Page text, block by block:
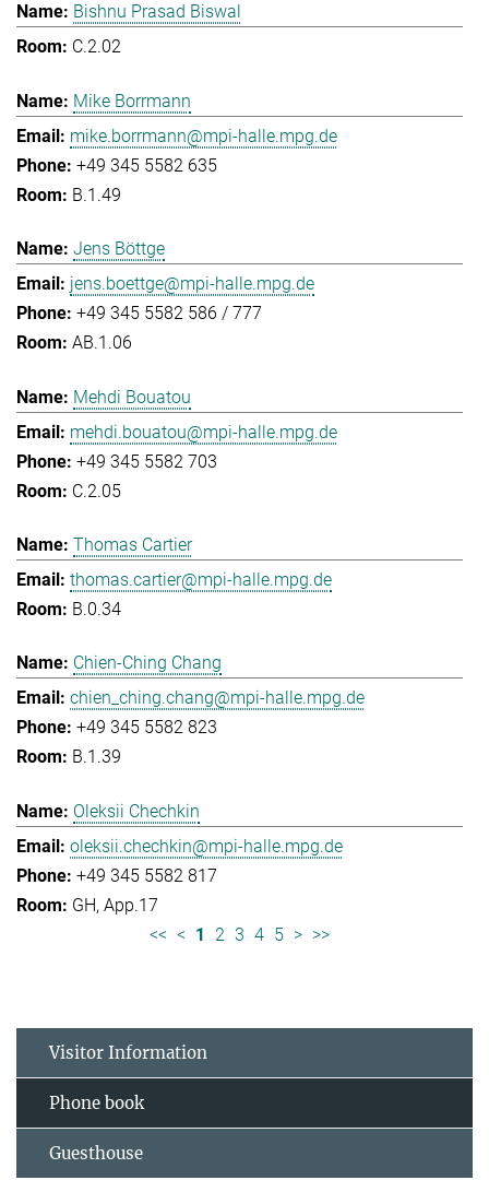
Bishnu Prasad Biswal
C.2.02
Mike Borrmann
mike.borrmann@mpi-halle.mpg.de
+49 345 5582 635
B.1.49
Jens Böttge
jens.boettge@mpi-halle.mpg.de
+49 345 5582 586 / 777
AB.1.06
Mehdi Bouatou
mehdi.bouatou@mpi-halle.mpg.de
+49 345 5582 703
C.2.05
Thomas Cartier
thomas.cartier@mpi-halle.mpg.de
B.0.34
Chien-Ching Chang
chien_ching.chang@mpi-halle.mpg.de
+49 345 5582 823
B.1.39
Oleksii Chechkin
oleksii.chechkin@mpi-halle.mpg.de
+49 345 5582 817
GH, App.17
<< < 1 2 3 4 5 > >>
Visitor Information
Phone book
Guesthouse